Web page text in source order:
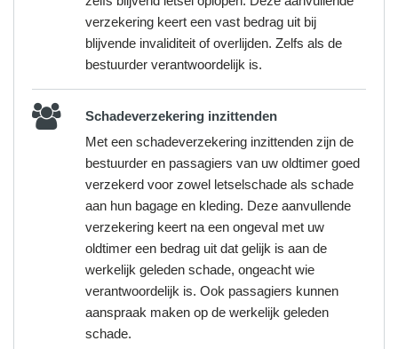
verzekering keert een vast bedrag uit bij
blijvende invaliditeit of overlijden. Zelfs als de
bestuurder verantwoordelijk is.
Schadeverzekering inzittenden
Met een schadeverzekering inzittenden zijn de
bestuurder en passagiers van uw oldtimer goed
verzekerd voor zowel letselschade als schade
aan hun bagage en kleding. Deze aanvullende
verzekering keert na een ongeval met uw
oldtimer een bedrag uit dat gelijk is aan de
werkelijk geleden schade, ongeacht wie
verantwoordelijk is. Ook passagiers kunnen
aanspraak maken op de werkelijk geleden
schade.